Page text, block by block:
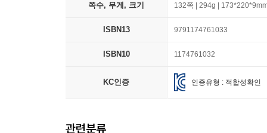
쪽수, 무게, 크기 132쪽 | 294g |
ISBN13 9791174761033
ISBN10 1174761032
KC인증 인증유형 : 적합성확인
관련분류